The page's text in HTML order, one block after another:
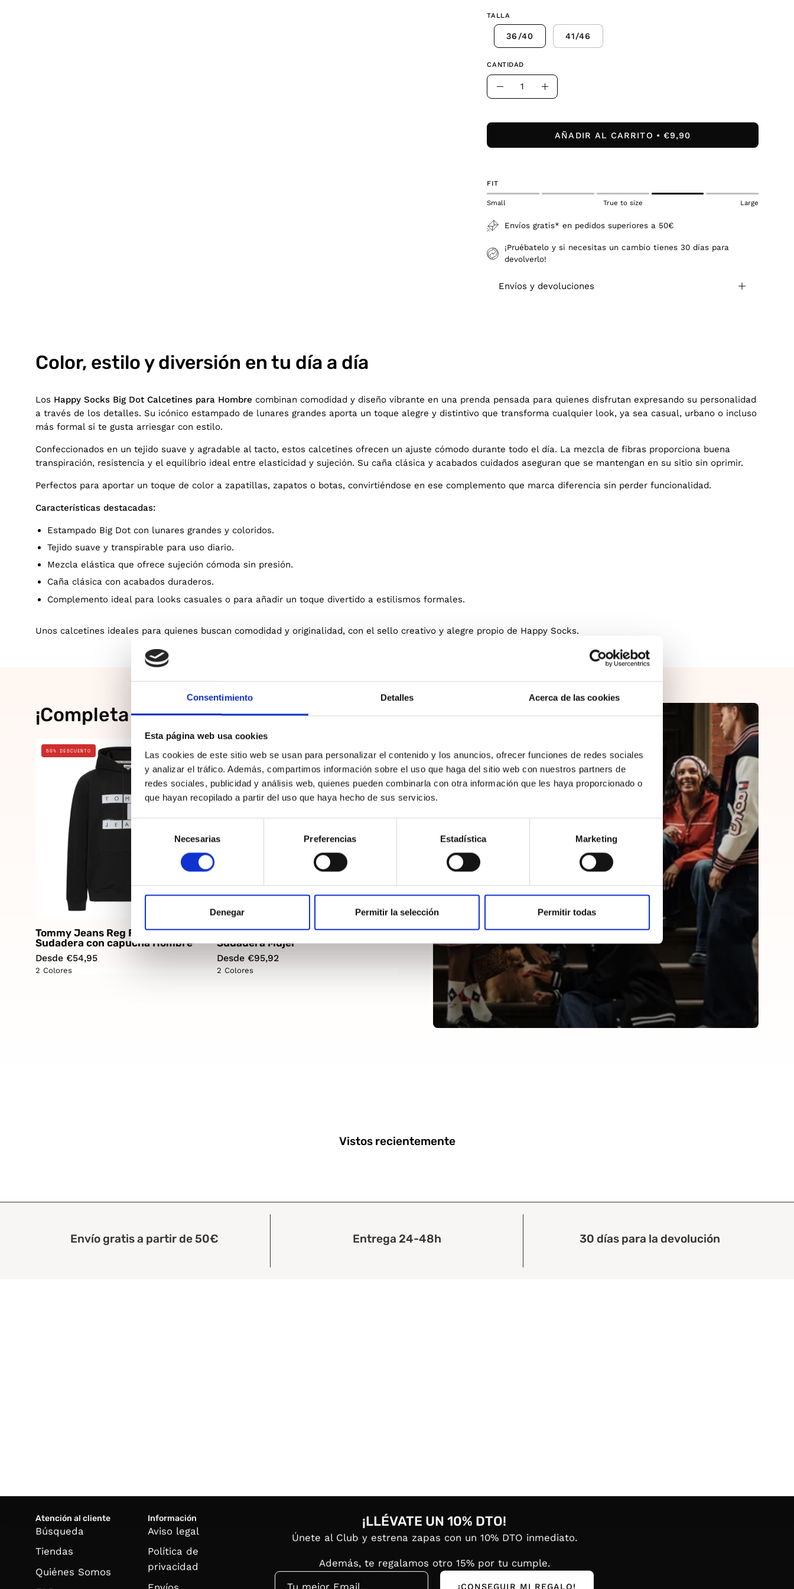
Consentimiento Detalles Acerca de las cookies
Esta página web usa cookies
Las cookies de este sitio web se usan para personalizar el contenido y los anuncios, ofrecer funciones de redes sociales
y analizar el tráfico. Además, compartimos información sobre el uso que haga del sitio web con nuestros partners de
redes sociales, publicidad y análisis web, quienes pueden combinarla con otra información que les haya proporcionado o
que hayan recopilado a partir del uso que haya hecho de sus servicios.
consentimiento
Necesarias Preferencias Estadística Marketing
Denegar Permitir la selección Permitir todas
TALLA
36/40 41/46
CANTIDAD
Cantidad
Disminuir
cantidad
Aumentar
cantidad
AÑADIR AL CARRITO €9,90
FIT
Small True to size Large
Envíos gratis* en pedidos superiores a 50€
¡Pruébatelo y si necesitas un cambio tienes 30 días para
devolverlo!
Envíos y devoluciones
Color, estilo y diversión en tu día a día
Los Happy Socks Big Dot Calcetines para Hombre combinan comodidad y diseño vibrante en una prenda pensada para quienes disfrutan expresando su personalidad
a través de los detalles. Su icónico estampado de lunares grandes aporta un toque alegre y distintivo que transforma cualquier look, ya sea casual, urbano o incluso
más formal si te gusta arriesgar con estilo.
Confeccionados en un tejido suave y agradable al tacto, estos calcetines ofrecen un ajuste cómodo durante todo el día. La mezcla de fibras proporciona buena
transpiración, resistencia y el equilibrio ideal entre elasticidad y sujeción. Su caña clásica y acabados cuidados aseguran que se mantengan en su sitio sin oprimir.
Perfectos para aportar un toque de color a zapatillas, zapatos o botas, convirtiéndose en ese complemento que marca diferencia sin perder funcionalidad.
Características destacadas:
Estampado Big Dot con lunares grandes y coloridos.
Tejido suave y transpirable para uso diario.
Mezcla elástica que ofrece sujeción cómoda sin presión.
Caña clásica con acabados duraderos.
Complemento ideal para looks casuales o para añadir un toque divertido a estilismos formales.
Unos calcetines ideales para quienes buscan comodidad y originalidad, con el sello creativo y alegre propio de Happy Socks.
¡Completa el look!
Negro
50% DESCUENTO
Tommy Jeans Reg Flag Spray
Sudadera con capucha Hombre
Desde €54,95
2 Colores
20% DESCUENTO
Tommy Jeans Essential Logo
Sudadera Mujer
Desde €95,92
2 Colores
Vistos recientemente
Envío gratis a partir de 50€ Entrega 24-48h 30 días para la devolución
Atención al cliente
Búsqueda
Tiendas
Quiénes Somos
Información
Aviso legal
Política de
privacidad
¡LLÉVATE UN 10% DTO!
Únete al Club y estrena zapas con un 10% DTO inmediato.
Además, te regalamos otro 15% por tu cumple.
¡CONSEGUIR MI REGALO!